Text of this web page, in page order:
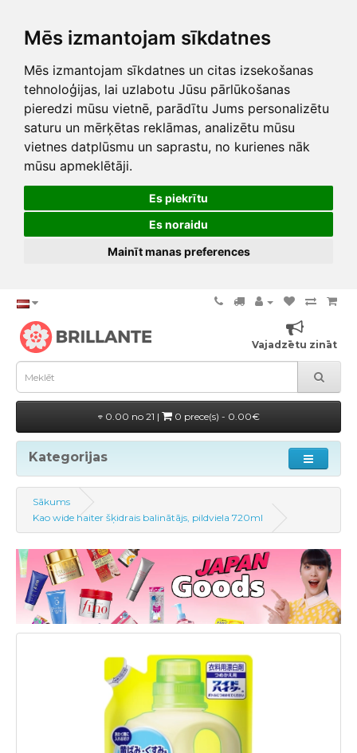
Mēs izmantojam sīkdatnes
Mēs izmantojam sīkdatnes un citas izsekošanas
tehnoloģijas, lai uzlabotu Jūsu pārlūkošanas
pieredzi mūsu vietnē, parādītu Jums personalizētu
saturu un mērķētas reklāmas, analizētu mūsu
vietnes datplūsmu un saprastu, no kurienes nāk
mūsu apmeklētāji.
Es piekrītu
Es noraidu
Mainīt manas preferences
Vajadzētu zināt
0.00 no 21 | 0 prece(s) - 0.00€
Kategorijas
Sākums
Kao wide haiter šķidrais balinātājs, pildviela 720ml